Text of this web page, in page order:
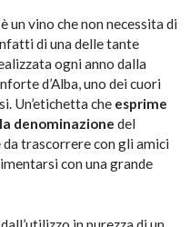
un vino che non necessita di
di una delle tante
ogni anno dalla
d’Alba, uno dei cuori
Un’etichetta che esprime
denominazione del
trascorrere con gli amici
con una grande